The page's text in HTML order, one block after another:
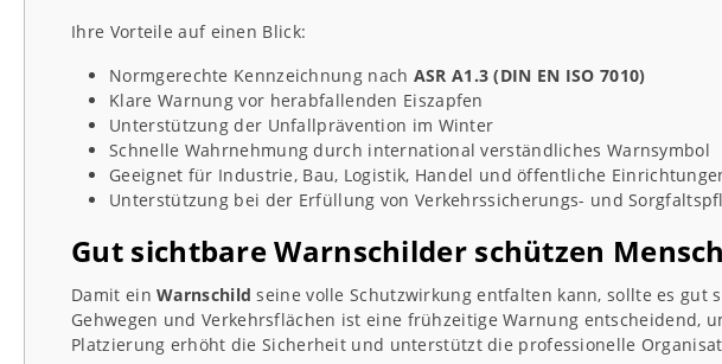
Ihre Vorteile auf einen Blick:
Normgerechte Kennzeichnung nach ASR A1.3 (DIN EN ISO 7010)
Klare Warnung vor herabfallenden Eiszapfen
Unterstützung der Unfallprävention im Winter
Schnelle Wahrnehmung durch international verständliches Warnsymbol
Geeignet für Industrie, Bau, Logistik, Handel und öffentliche
Unterstützung bei der Erfüllung von Verkehrssicherungs- und
Gut sichtbare Warnschilder schützen
Damit einWarnschild seine volle Schutzwirkung entfalten kann, sollte es gut
Gehwegen und Verkehrsflächen ist eine frühzeitige Warnung entscheidend,
Platzierung erhöht die Sicherheit und unterstützt die professionelle